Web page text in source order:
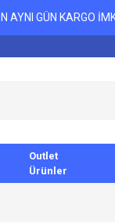
AYNI GÜN KARGO
Outlet
Ürünler